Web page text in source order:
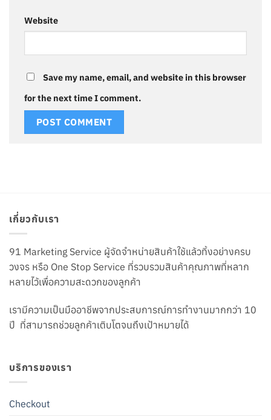
Website
Save my name, email, and website in this browser
for the next time I comment.
เกี่ยวกับเรา
91 Marketing Service ผู้จัดจำหน่ายสินค้าใช้แล้วทิ้งอย่างครบ
วงจร หรือ One Stop Service ที่รวบรวมสินค้าคุณภาพที่หลาก
หลายไว้เพื่อความสะดวกของลูกค้า
เรามีความเป็นมืออาชีพจากประสบการณ์การทำงานมากกว่า 10
ปี ที่สามารถช่วยลูกค้าเติบโตจนถึงเป้าหมายได้
บริการของเรา
Checkout